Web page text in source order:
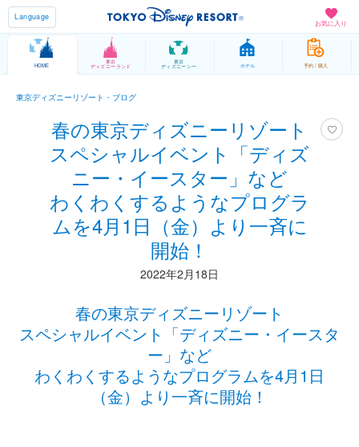
お気に入り
Language
HOME
東京
ディズニーランド
東京
ディズニーシー ホテル 予約 / 購入
東京ディズニーリゾート・ブログ
春の東京ディズニーリゾート
スペシャルイベント「ディズ
ニー・イースター」など
わくわくするようなプログラ
ムを4月1日（金）より一斉に
開始！
2022年2月18日
春の東京ディズニーリゾート
スペシャルイベント「ディズニー・イースタ
ー」など
わくわくするようなプログラムを4月1日
（金）より一斉に開始！